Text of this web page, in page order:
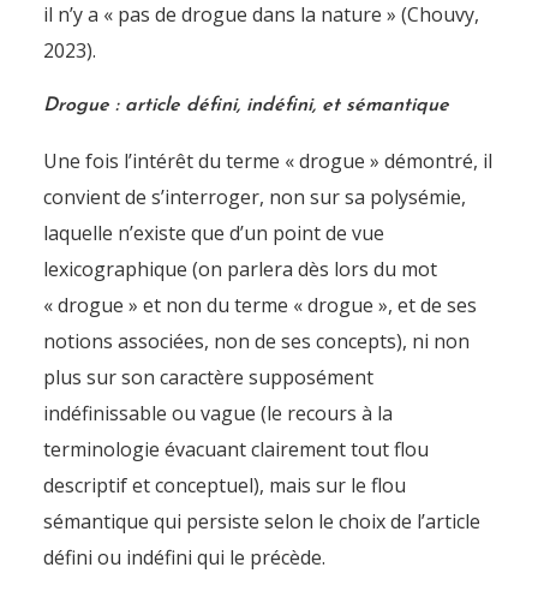
il n’y a « pas de drogue dans la nature » (Chouvy,
2023).
Drogue : article défini, indéfini, et sémantique
Une fois l’intérêt du terme « drogue » démontré, il
convient de s’interroger, non sur sa polysémie,
laquelle n’existe que d’un point de vue
lexicographique (on parlera dès lors du mot
« drogue » et non du terme « drogue », et de ses
notions associées, non de ses concepts), ni non
plus sur son caractère supposément
indéfinissable ou vague (le recours à la
terminologie évacuant clairement tout flou
descriptif et conceptuel), mais sur le flou
sémantique qui persiste selon le choix de l’article
défini ou indéfini qui le précède.